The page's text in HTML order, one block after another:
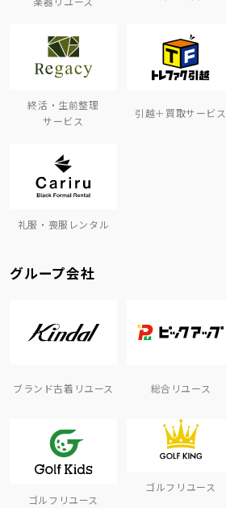
終活・生前整理
サービス
引越＋買取サービス
礼服・喪服レンタル
グループ会社
ブランド古着リユース 総合リユース
ゴルフリユース
ゴルフリユース